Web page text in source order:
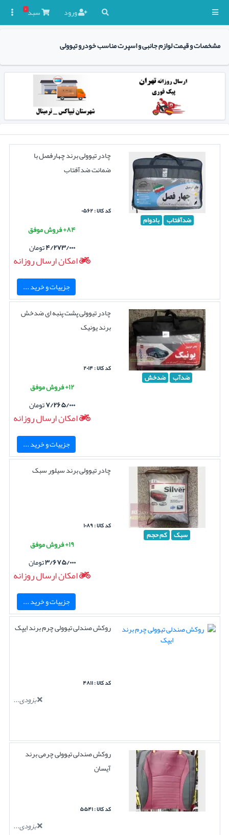
ورود سبد۰
مشخصات و قیمت لوازم جانبی و اسپرت مناسب خودرو تیوولی
ضدآفتاب بادوام
چادر تیوولی برند چهارفصل با
ضمانت ضدآفتاب
کد کالا : ۰۵۶۲
۸۴+ فروش موفق
۴/۲۷۳/۰۰۰تومان
امکان ارسال روزانه
جزییات و خرید ...
ضدآب ضدخش
چادر تیوولی پشت پنبه ای ضدخش
برند یونیک
کد کالا : ۲۰۱۴
۱۲+ فروش موفق
۷/۲۶۵/۰۰۰تومان
امکان ارسال روزانه
جزییات و خرید ...
سبک کم حجم
چادر تیوولی برند سیلور سبک
کد کالا : ۱۰۸۹
۱۹+ فروش موفق
۳/۶۷۵/۰۰۰تومان
امکان ارسال روزانه
جزییات و خرید ...
روکش صندلی تیوولی چرم برند ایپک
کد کالا : ۴۸۱۱
بزودی...
روکش صندلی تیوولی چرمی برند
آیسان
کد کالا : ۵۵۴۱
بزودی...